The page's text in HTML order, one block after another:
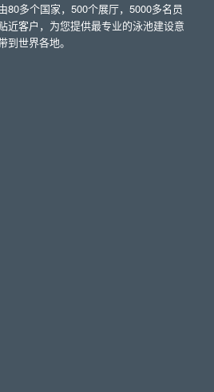
80多个国家，500个展厅，5000多名员
近客户，为您提供最专业的泳池建设意
到世界各地。